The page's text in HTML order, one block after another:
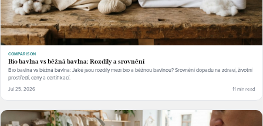
COMPARISON
Bio bavlna vs běžná bavlna: Rozdíly a srovnění
Bio bavlna vs běžná bavlna: Jaké jsou rozdíly mezi bio a běžnou bavlnou? Srovnění dopadu na zdraví, životní
prostředí, ceny a certifikací.
Jul 25, 2026 11 min read